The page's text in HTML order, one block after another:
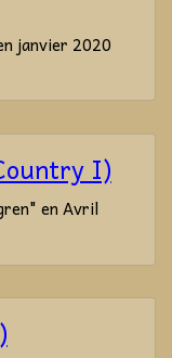
janvier 2020
I)
en Avril